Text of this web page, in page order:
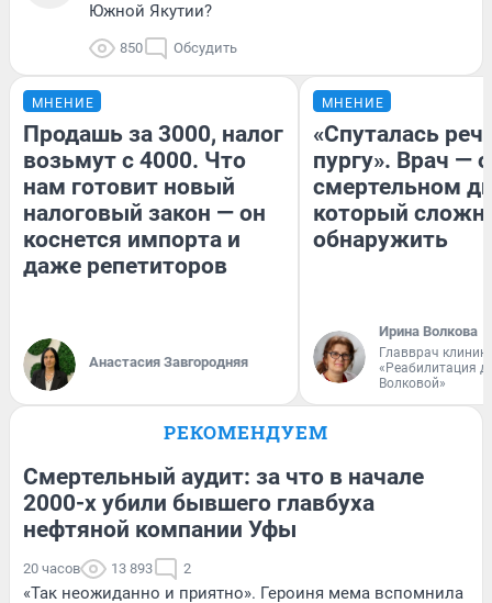
Южной Якутии?
850 Обсудить
МНЕНИЕ
Продашь за 3000, налог
возьмут с 4000. Что
нам готовит новый
налоговый закон — он
коснется импорта и
даже репетиторов
Анастасия Завгородняя
МНЕНИЕ
«Спуталась
пургу». Врач — о
смертельном
который
обнаружить
Ирина Волкова
Главврач
«Реабилитация
Волковой»
РЕКОМЕНДУЕМ
Смертельный аудит: за что в начале
2000-х убили бывшего главбуха
нефтяной компании Уфы
20 часов 13 893 2
«Так неожиданно и приятно». Героиня мема вспомнила